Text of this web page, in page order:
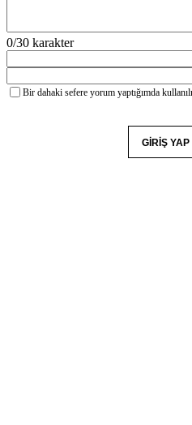
0/30 karakter
Bir dahaki sefere yorum yaptığımda
GIRIŞ YAP